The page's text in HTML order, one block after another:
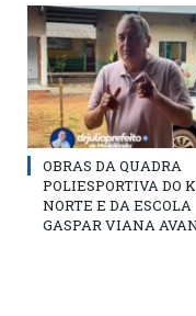
OBRAS DA QUADRA
POLIESPORTIVA DO
NORTE E DA ESCOLA
GASPAR VIANA